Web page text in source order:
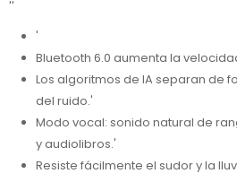
''
'
Bluetooth 6.0 aumenta la
Los algoritmos de IA separan de
del ruido.'
Modo vocal: sonido natural de
y audiolibros.'
Resiste fácilmente el sudor y la